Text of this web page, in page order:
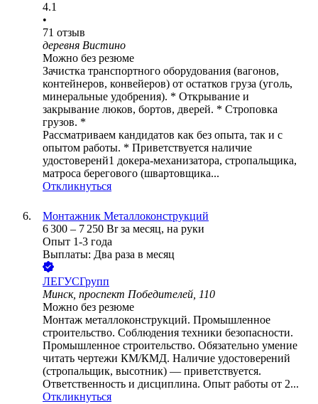
4.1
•
71 отзыв
деревня Вистино
Можно без резюме
Зачистка транспортного оборудования (вагонов,
контейнеров, конвейеров) от остатков груза (уголь,
минеральные удобрения). * Открывание и
закрывание люков, бортов, дверей. * Строповка
грузов. *
Рассматриваем кандидатов как без опыта, так и с
опытом работы. * Приветствуется наличие
удостоверенй1 докера-механизатора, стропальщика,
матроса берегового (швартовщика...
Откликнуться
Монтажник Металлоконструкций
6 300 – 7 250 Br за месяц, на руки
Опыт 1-3 года
Выплаты: Два раза в месяц
ЛЕГУСГрупп
Минск, проспект Победителей, 110
Можно без резюме
Монтаж металлоконструкций. Промышленное
строительство. Соблюдения техники безопасности.
Промышленное строительство. Обязательно умение
читать чертежи КМ/КМД. Наличие удостоверений
(стропальщик, высотник) — приветствуется.
Ответственность и дисциплина. Опыт работы от 2...
Откликнуться